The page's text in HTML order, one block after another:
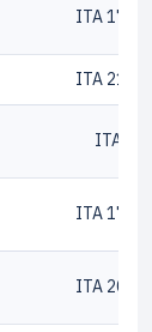
ITA
ITA
ITA 18
ITA
ITA